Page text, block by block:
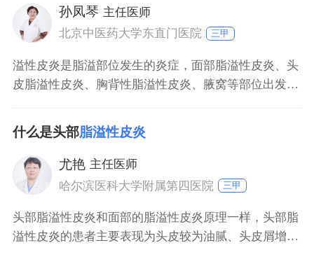
皮肤屏障功能受损有关；毛囊炎常因金黄色葡萄球菌等
细菌感染毛囊引发，皮肤清洁不足或摩擦刺激可诱发。
孙凤琴 主任医师
北京中医药大学东直门医院
三甲
溢性皮炎是脂溢部位发生的炎症，面部脂溢性皮炎、头
皮脂溢性皮炎、胸背性脂溢性皮炎、腋窝等部位出发生
素、精神因素有关，如果日常甜食、辣食食用较多，则
也会导致此类症状加重。如果脂溢性皮炎患者本身患有
慢性免疫障碍性疾病，比如艾滋病，则会导致脂溢性皮
炎反复出现。
什么是头部脂溢性皮炎
尤艳 主任医师
哈尔滨医科大学附属第四医院
三甲
头部脂溢性皮炎和面部的脂溢性皮炎原理一样，头部脂
溢性皮炎的患者主要表现为头皮较为油腻、头皮屑增